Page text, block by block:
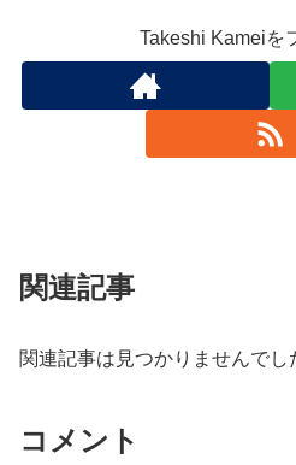
Takeshi Kameiを
関連記事
関連記事は見つかりませんでし
コメント